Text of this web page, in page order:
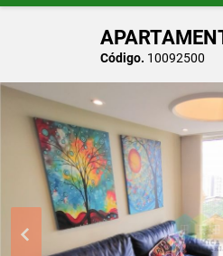
Código. 10092500